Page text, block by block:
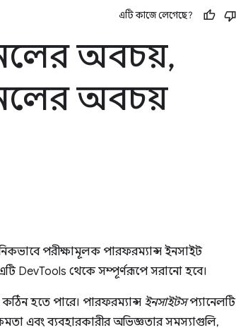
এটি কাজে লেগেছে?
অবচয়,
অবচয়
পরীক্ষামূলক পারফরম্যান্স ইনসাইট
DevTools থেকে সম্পূর্ণরূপে সরানো হবে।
হতে পারে। পারফরম্যান্স ইনসাইটসপ্যানেলটি
এবং ব্যবহারকারীর অভিজ্ঞতার সমস্যাগুলি,